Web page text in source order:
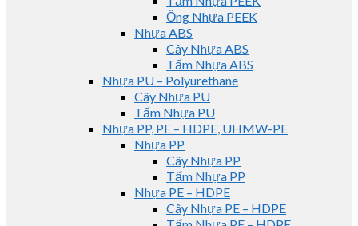
Ống Nhựa PEEK
Nhựa ABS
Cây Nhựa ABS
Tấm Nhựa ABS
Nhựa PU – Polyurethane
Cây Nhựa PU
Tấm Nhựa PU
Nhựa PP, PE – HDPE, UHMW-PE
Nhựa PP
Cây Nhựa PP
Tấm Nhựa PP
Nhựa PE – HDPE
Cây Nhựa PE – HDPE